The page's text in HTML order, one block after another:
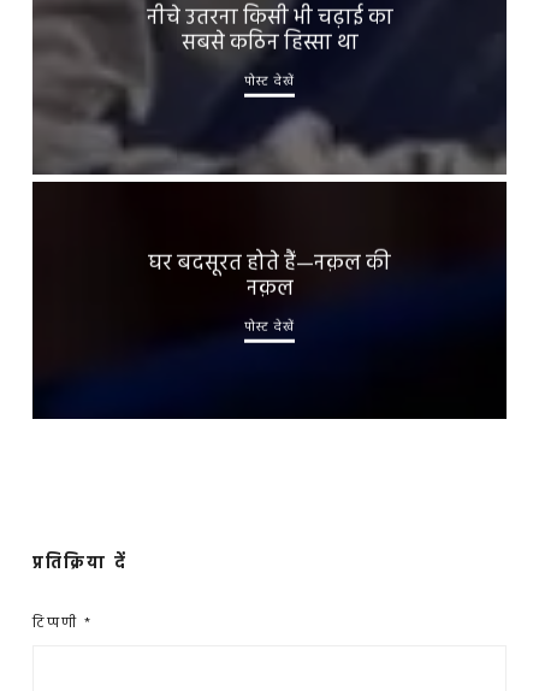
नीचे उतरना किसी भी चढ़ाई का
सबसे कठिन हिस्सा था
पोस्ट देखें
घर बदसूरत होते हैं—नक़ल की
नक़ल
पोस्ट देखें
प्रतिक्रिया दें
टिप्पणी *